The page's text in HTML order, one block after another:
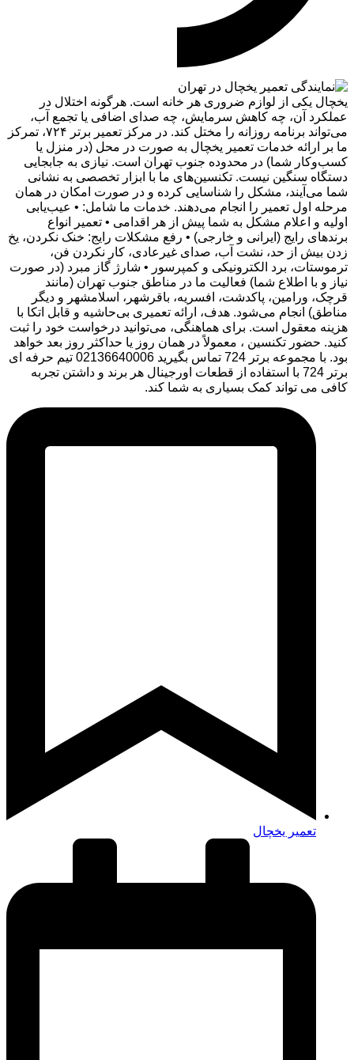
یخچال یکی از لوازم ضروری هر خانه است. هرگونه اختلال در
عملکرد آن، چه کاهش سرمایش، چه صدای اضافی یا تجمع آب،
می‌تواند برنامه روزانه را مختل کند. در مرکز تعمیر برتر ۷۲۴، تمرکز
ما بر ارائه خدمات تعمیر یخچال به صورت در محل (در منزل یا
کسب‌وکار شما) در محدوده جنوب تهران است. نیازی به جابجایی
دستگاه سنگین نیست. تکنسین‌های ما با ابزار تخصصی به نشانی
شما می‌آیند، مشکل را شناسایی کرده و در صورت امکان در همان
مرحله اول تعمیر را انجام می‌دهند. خدمات ما شامل: • عیب‌یابی
اولیه و اعلام مشکل به شما پیش از هر اقدامی • تعمیر انواع
برندهای رایج (ایرانی و خارجی) • رفع مشکلات رایج: خنک نکردن، یخ
زدن بیش از حد، نشت آب، صدای غیرعادی، کار نکردن فن،
ترموستات، برد الکترونیکی و کمپرسور • شارژ گاز مبرد (در صورت
نیاز و با اطلاع شما) فعالیت ما در مناطق جنوب تهران (مانند
قرچک، ورامین، پاکدشت، افسریه، باقرشهر، اسلامشهر و دیگر
مناطق) انجام می‌شود. هدف، ارائه تعمیری بی‌حاشیه و قابل اتکا با
هزینه معقول است. برای هماهنگی، می‌توانید درخواست خود را ثبت
کنید. حضور تکنسین ، معمولاً در همان روز یا حداکثر روز بعد خواهد
بود. با مجموعه برتر 724 تماس بگیرید 02136640006 تیم حرفه ای
برتر 724 با استفاده از قطعات اورجینال هر برند و داشتن تجربه
کافی می تواند کمک بسیاری به شما کند.
تعمیر یخچال